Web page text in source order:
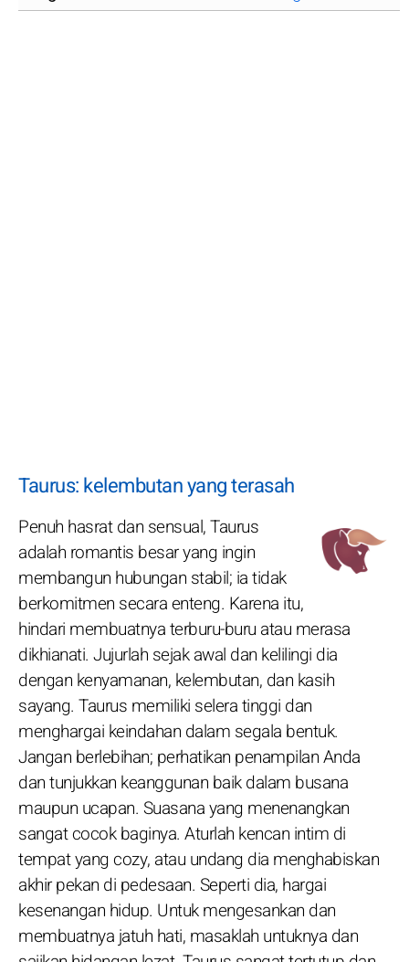
Taurus: kelembutan yang terasah
Penuh hasrat dan sensual, Taurus
adalah romantis besar yang ingin
membangun hubungan stabil; ia tidak
berkomitmen secara enteng. Karena itu,
hindari membuatnya terburu-buru atau merasa
dikhianati. Jujurlah sejak awal dan kelilingi dia
dengan kenyamanan, kelembutan, dan kasih
sayang. Taurus memiliki selera tinggi dan
menghargai keindahan dalam segala bentuk.
Jangan berlebihan; perhatikan penampilan Anda
dan tunjukkan keanggunan baik dalam busana
maupun ucapan. Suasana yang menenangkan
sangat cocok baginya. Aturlah kencan intim di
tempat yang cozy, atau undang dia menghabiskan
akhir pekan di pedesaan. Seperti dia, hargai
kesenangan hidup. Untuk mengesankan dan
membuatnya jatuh hati, masaklah untuknya dan